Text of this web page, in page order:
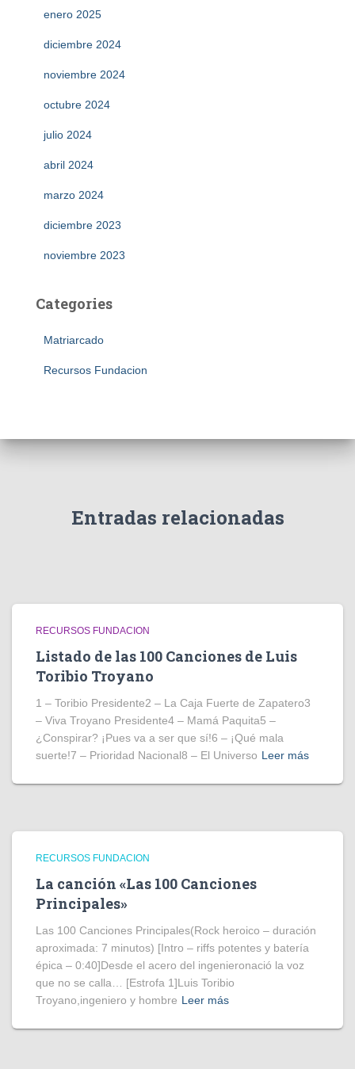
enero 2025
diciembre 2024
noviembre 2024
octubre 2024
julio 2024
abril 2024
marzo 2024
diciembre 2023
noviembre 2023
Categories
Matriarcado
Recursos Fundacion
Entradas relacionadas
RECURSOS FUNDACION
Listado de las 100 Canciones de Luis
Toribio Troyano
1 – Toribio Presidente2 – La Caja Fuerte de Zapatero3
– Viva Troyano Presidente4 – Mamá Paquita5 –
¿Conspirar? ¡Pues va a ser que sí!6 – ¡Qué mala
suerte!7 – Prioridad Nacional8 – El Universo Leer más
RECURSOS FUNDACION
La canción «Las 100 Canciones
Principales»
Las 100 Canciones Principales(Rock heroico – duración
aproximada: 7 minutos) [Intro – riffs potentes y batería
épica – 0:40]Desde el acero del ingenieronació la voz
que no se calla… [Estrofa 1]Luis Toribio
Troyano,ingeniero y hombre Leer más